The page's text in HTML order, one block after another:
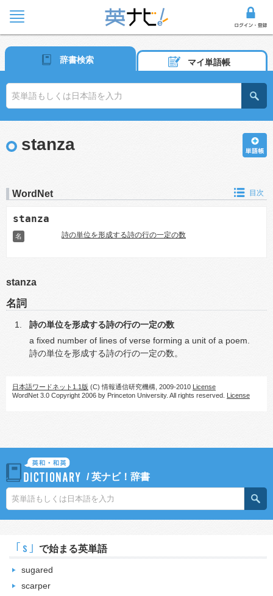
辞書検索 マイ単語帳
stanza
WordNet 目次
stanza
名 詩の単位を形成する詩の行の一定の数
stanza
名詞
詩の単位を形成する詩の行の一定の数
a fixed number of lines of verse forming a unit of a poem.
詩の単位を形成する詩の行の一定の数。
日本語ワードネット1.1版 (C) 情報通信研究機構, 2009-2010 License
WordNet 3.0 Copyright 2006 by Princeton University. All rights reserved. License
/英ナビ！辞書
｢s｣ で始まる英単語
sugared
scarper